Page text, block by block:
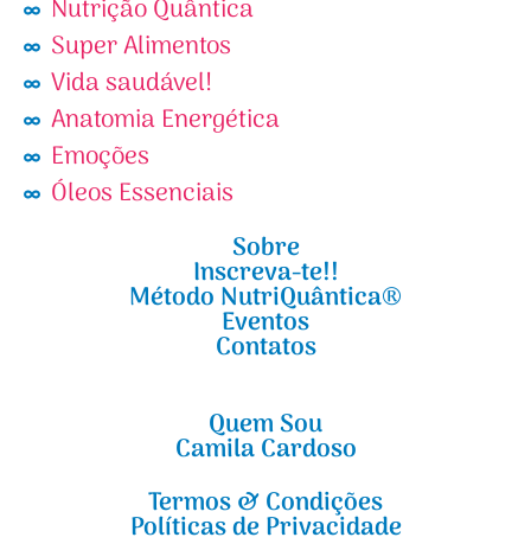
Nutrição Quântica
Super Alimentos
Vida saudável!
Anatomia Energética
Emoções
Óleos Essenciais
Sobre
Inscreva-te!!
Método NutriQuântica®
Eventos
Contatos
Quem Sou
Camila Cardoso
Termos & Condições
Políticas de Privacidade